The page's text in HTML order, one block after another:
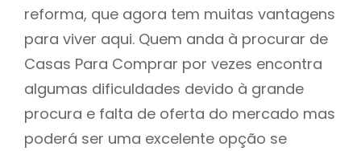
reforma, que agora tem muitas vantagens
para viver aqui. Quem anda à procurar de
Casas Para Comprar por vezes encontra
algumas dificuldades devido à grande
procura e falta de oferta do mercado mas
poderá ser uma excelente opção se